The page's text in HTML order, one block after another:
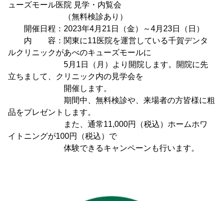
ューズモール医院 見学・内覧会
（無料検診あり）
開催日程：2023年4月21日（金）～4月23日（日）
内 容：関東に11医院を運営している千賀デンタ
ルクリニックがあべのキューズモールに
5月1日（月）より開院します。開院に先
立ちまして、クリニック内の見学会を
開催します。
期間中、無料検診や、来場者の方皆様に粗
品をプレゼントします。
また、通常11,000円（税込）ホームホワ
イトニングが100円（税込）で
体験できるキャンペーンも行います。